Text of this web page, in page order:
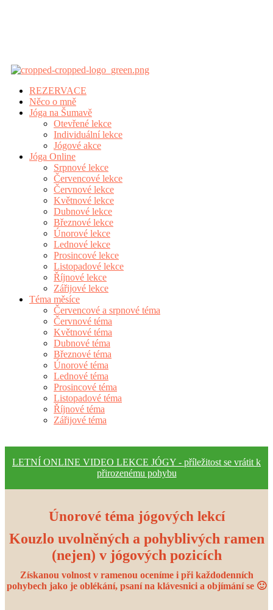
REZERVACE
Něco o mně
Jóga na Šumavě
Otevřené lekce
Individuální lekce
Jógové akce
Jóga Online
Srpnové lekce
Červencové lekce
Červnové lekce
Květnové lekce
Dubnové lekce
Březnové lekce
Únorové lekce
Lednové lekce
Prosincové lekce
Listopadové lekce
Říjnové lekce
Zářijové lekce
Téma měsíce
Červencové a srpnové téma
Červnové téma
Květnové téma
Dubnové téma
Březnové téma
Únorové téma
Lednové téma
Prosincové téma
Listopadové téma
Říjnové téma
Zářijové téma
LETNÍ ONLINE VIDEO LEKCE JÓGY - příležitost se vrátit k
přirozenému pohybu
Únorové téma jógových lekcí
Kouzlo uvolněných a pohyblivých ramen
(nejen) v jógových pozicích
Získanou volnost v ramenou oceníme i při každodenních
pohybech jako je oblékání, psaní na klávesnici a objímání se 🙂